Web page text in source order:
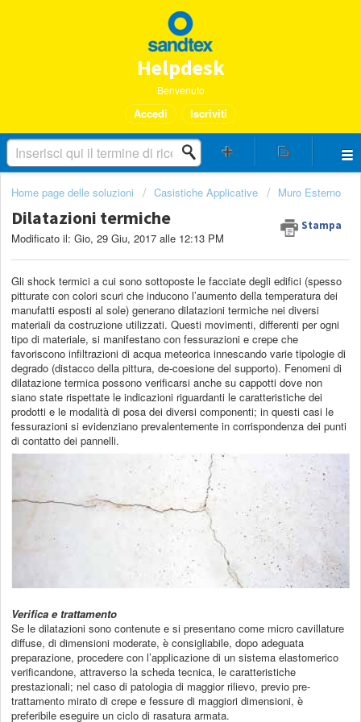
Helpdesk
Benvenuto
Accedi Iscriviti
Home page delle soluzioni Casistiche Applicative Muro Esterno
Dilatazioni termiche Stampa
Modificato il: Gio, 29 Giu, 2017 alle 12:13 PM
Gli shock termici a cui sono sottoposte le facciate degli edifici (spesso
pitturate con colori scuri che inducono l’aumento della temperatura dei
manufatti esposti al sole) generano dilatazioni termiche nei diversi
materiali da costruzione utilizzati. Questi movimenti, differenti per ogni
tipo di materiale, si manifestano con fessurazioni e crepe che
favoriscono infiltrazioni di acqua meteorica innescando varie tipologie di
degrado (distacco della pittura, de-coesione del supporto). Fenomeni di
dilatazione termica possono verificarsi anche su cappotti dove non
siano state rispettate le indicazioni riguardanti le caratteristiche dei
prodotti e le modalità di posa dei diversi componenti; in questi casi le
fessurazioni si evidenziano prevalentemente in corrispondenza dei punti
di contatto dei pannelli.
Verifica e trattamento
Se le dilatazioni sono contenute e si presentano come micro cavillature
diffuse, di dimensioni moderate, è consigliabile, dopo adeguata
preparazione, procedere con l’applicazione di un sistema elastomerico
verificandone, attraverso la scheda tecnica, le caratteristiche
prestazionali; nel caso di patologia di maggior rilievo, previo pre-
trattamento mirato di crepe e fessure di maggiori dimensioni, è
preferibile eseguire un ciclo di rasatura armata.